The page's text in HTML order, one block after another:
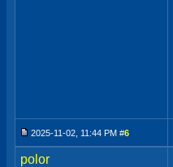
2025-11-02, 11:44 PM #6
polor